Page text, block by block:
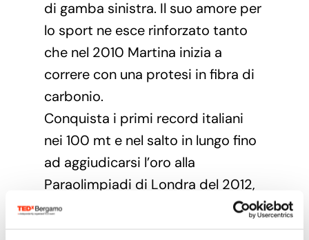
di gamba sinistra. Il suo amore per
lo sport ne esce rinforzato tanto
che nel 2010 Martina inizia a
correre con una protesi in fibra di
carbonio.
Conquista i primi record italiani
nei 100 mt e nel salto in lungo fino
ad aggiudicarsi l’oro alla
Paraolimpiadi di Londra del 2012,
abbattendo il muro dei 16 secondi
nella gara madre dei 100m, nella